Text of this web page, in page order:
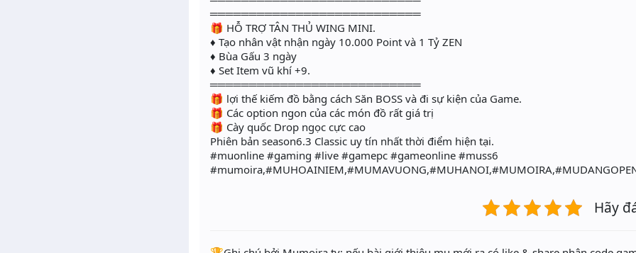
═══════════════════════════
🎁 HỖ TRỢ TÂN THỦ WING MINI.
♦ Tạo nhân vật nhận ngày 10.000 Point và 1 Tỷ ZEN
♦ Bùa Gấu 3 ngày
♦ Set Item vũ khí +9.
═══════════════════════════
🎁 lợi thế kiếm đồ bằng cách Săn BOSS và đi sự kiện của Game.
🎁 Các option ngon của các món đồ rất giá trị
🎁 Cày quốc Drop ngọc cực cao
Phiên bản season6.3 Classic uy tín nhất thời điểm hiện tại.
#muonline #gaming #live #gamepc #gameonline #muss6
Hãy